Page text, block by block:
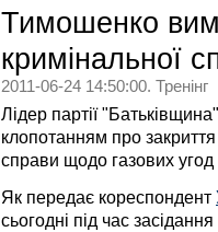
Тимошенко
кримінальної
2011-06-24 14:50:00. Тренінг
Лідер партії
клопотанням про
справи щодо газових угод
Як передає кореспондент
сьогодні під час